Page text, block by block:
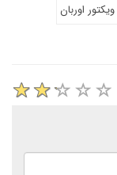
ویکتور اوربان